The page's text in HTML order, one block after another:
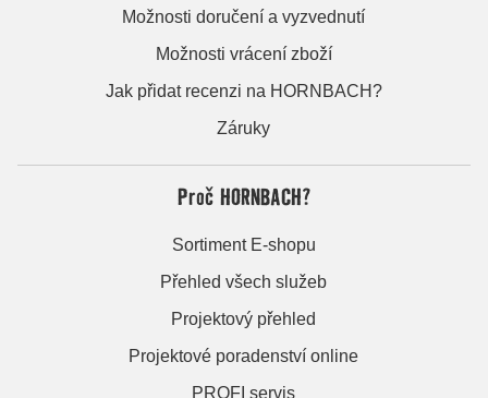
Možnosti doručení a vyzvednutí
Možnosti vrácení zboží
Jak přidat recenzi na HORNBACH?
Záruky
Proč HORNBACH?
Sortiment E-shopu
Přehled všech služeb
Projektový přehled
Projektové poradenství online
PROFI servis